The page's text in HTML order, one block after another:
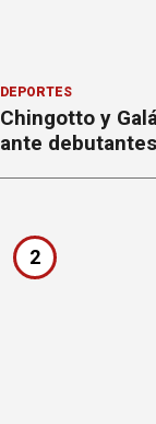
DEPORTES
Chingotto y
ante debutantes
2